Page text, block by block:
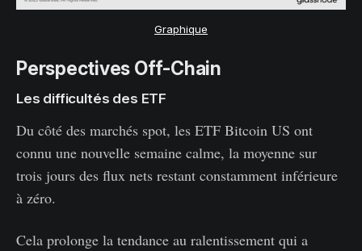
Graphique
Perspectives Off-Chain
Les difficultés des ETF
Du côté des marchés spot, les ETF Bitcoin US ont
connu une nouvelle semaine calme, la moyenne sur
trois jours des flux nets restant constamment inférieure
à zéro.
Cela prolonge la tendance au ralentissement qui a